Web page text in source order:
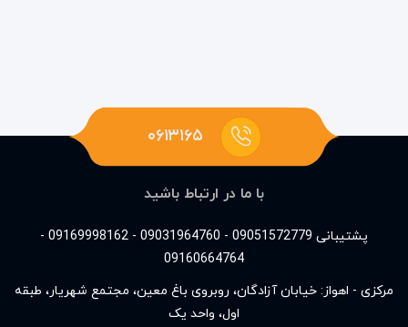
۰۶۱۳۱۶۵
با ما در ارتباط باشید
پشتیبانی 09051572779 - 09031964760 - 09169998162 -
09160664764
مرکزی - اهواز: خیابان آزادگان، روبروی باغ معین، مجتمع شهریار، طبقه
اول، واحد یک